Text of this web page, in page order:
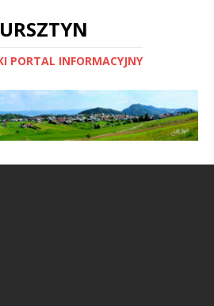
PORTAL INFORMACYJNY